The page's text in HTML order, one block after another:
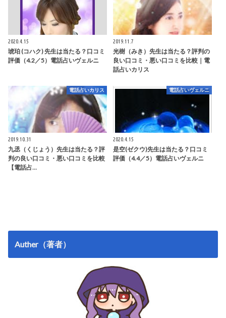
2020.4.15
琥珀 (コハク) 先生は当たる？口コミ
評価（4.2／5）電話占いヴェルニ
2019.11.7
光樹（みき）先生は当たる？評判の
良い口コミ・悪い口コミを比較｜電
話占いカリス
電話占いカリス
2019.10.31
九丞（くじょう）先生は当たる？評
判の良い口コミ・悪い口コミを比較
【電話占…
電話占いヴェルニ
2020.4.15
是空(ゼクウ)先生は当たる？口コミ
評価（4.4／5）電話占いヴェルニ
Auther（著者）